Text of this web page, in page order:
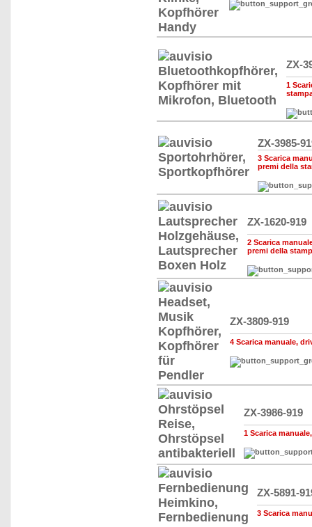
ZX-
1
ZX-3985-
3 Scarica
premi della
ZX-1620-919
2 Scarica
premi della
ZX-3809-919
4 Scarica manuale,
ZX-3986-919
1 Scarica
ZX-5891-
3 Scarica